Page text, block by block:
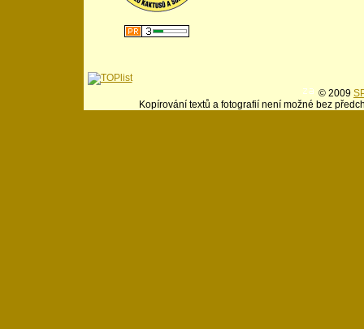
© 2009
Kopírování textů a fotografií není možné bez